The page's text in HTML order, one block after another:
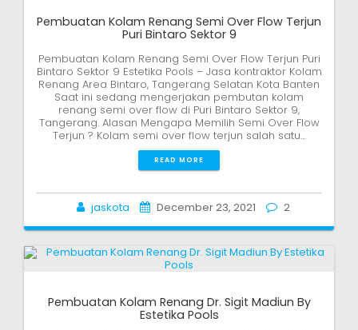
Pembuatan Kolam Renang Semi Over Flow Terjun
Puri Bintaro Sektor 9
Pembuatan Kolam Renang Semi Over Flow Terjun Puri
Bintaro Sektor 9 Estetika Pools – Jasa kontraktor Kolam
Renang Area Bintaro, Tangerang Selatan Kota Banten
Saat ini sedang mengerjakan pembutan kolam
renang semi over flow di Puri Bintaro Sektor 9,
Tangerang. Alasan Mengapa Memilih Semi Over Flow
Terjun ? Kolam semi over flow terjun salah satu…
READ MORE
jaskota December 23, 2021 2
Pembuatan Kolam Renang Dr. Sigit Madiun By
Estetika Pools